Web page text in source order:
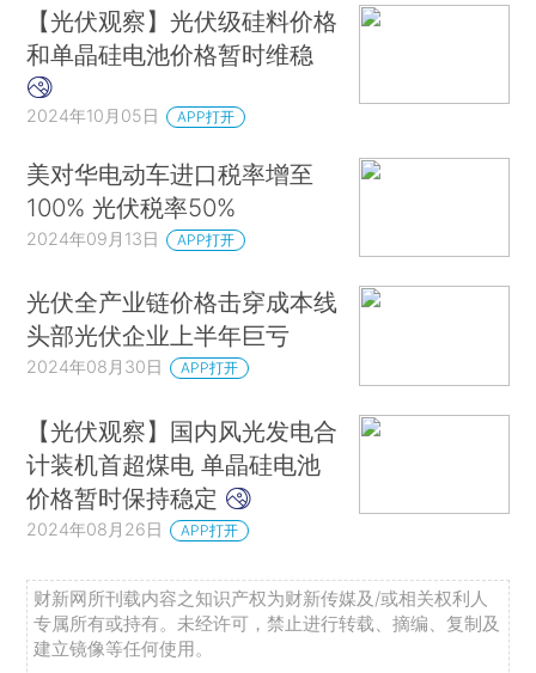
【光伏观察】光伏级硅料价格
和单晶硅电池价格暂时维稳
2024年10月05日 APP打开
美对华电动车进口税率增至
100% 光伏税率50%
2024年09月13日 APP打开
光伏全产业链价格击穿成本线
头部光伏企业上半年巨亏
2024年08月30日 APP打开
【光伏观察】国内风光发电合
计装机首超煤电 单晶硅电池
价格暂时保持稳定
2024年08月26日 APP打开
财新网所刊载内容之知识产权为财新传媒及/或相关权利人
专属所有或持有。未经许可，禁止进行转载、摘编、复制及
建立镜像等任何使用。